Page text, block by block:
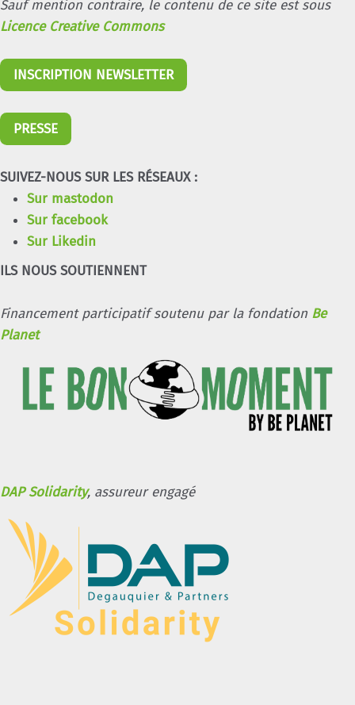
Sauf mention contraire, le contenu de ce site est sous
Licence Creative Commons
INSCRIPTION NEWSLETTER
PRESSE
SUIVEZ-NOUS SUR LES RÉSEAUX :
Sur mastodon
Sur facebook
Sur Likedin
ILS NOUS SOUTIENNENT
Financement participatif soutenu par la fondation Be
Planet
DAP Solidarity, assureur engagé